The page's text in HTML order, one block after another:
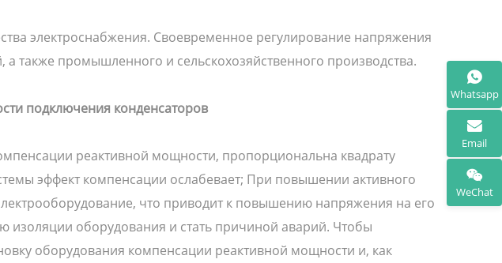
электроснабжения. Своевременное регулирование напряжения
а также промышленного и сельскохозяйственного производства.
подключения конденсаторов
реактивной мощности, пропорциональна квадрату
эффект компенсации ослабевает; При повышении активного
что приводит к повышению напряжения на его
оборудования и стать причиной аварий. Чтобы
оборудования компенсации реактивной мощности и, как
Whatsapp
Email
WeChat